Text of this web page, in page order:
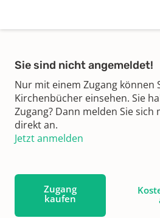
Sie sind nicht angemeldet!
Nur mit einem Zugang können
Kirchenbücher einsehen. Sie
Zugang? Dann melden Sie
direkt an.
Jetzt anmelden
Zugang
kaufen